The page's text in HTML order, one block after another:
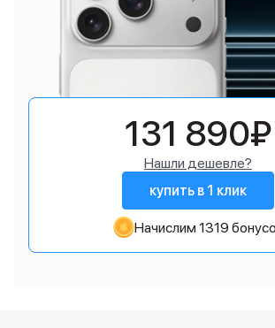
131 890₽
Нашли дешевле?
купить в 1 клик
Начислим 1319